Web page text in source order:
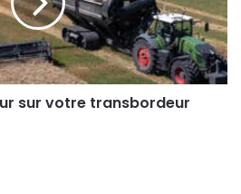
sur votre transbordeur